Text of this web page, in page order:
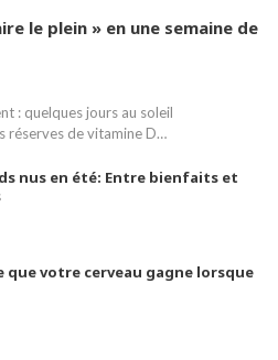
le plein » en une semaine de
: quelques jours au soleil
réserves de vitamine D…
nus en été: Entre bienfaits et
que votre cerveau gagne lorsque